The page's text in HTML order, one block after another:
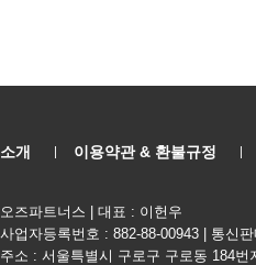
소개 이용약관 & 환불규정
오즈파트너스 | 대표 : 이헌우
사업자등록번호 : 882-88-00943 | 통신
주소 : 서울특별시 구로구 구로동 184